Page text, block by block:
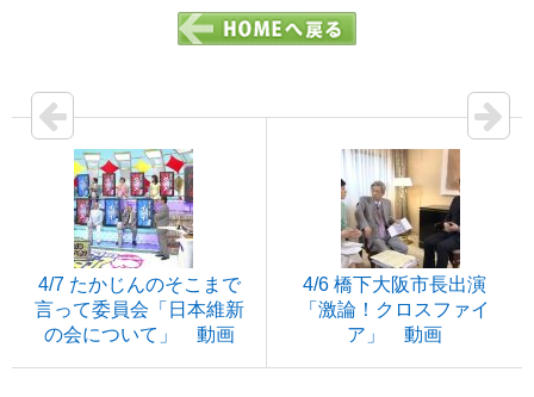
4/7 たかじんのそこまで
言って委員会「日本維新
の会について」 動画
4/6 橋下大阪市長出演
「激論！クロスファイ
ア」 動画